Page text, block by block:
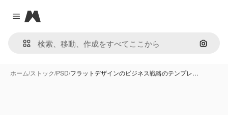
Close menu
Magnific
画像で
ホーム/ストック/PSD/フラットデザインのビジネス戦略のテンプレ…